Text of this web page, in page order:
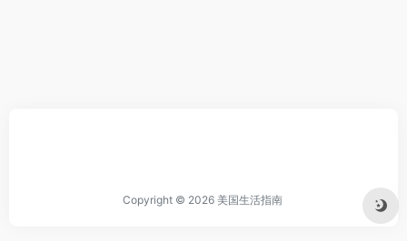
Copyright © 2026 美国生活指南